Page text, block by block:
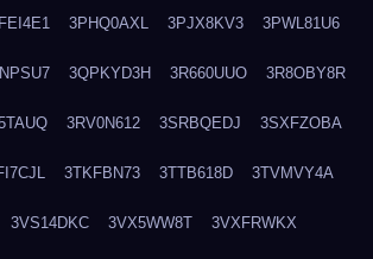
3PHQ0AXL 3PJX8KV3 3PWL81U6
3QPKYD3H 3R660UUO 3R8OBY8R
3RV0N612 3SRBQEDJ 3SXFZOBA
3TKFBN73 3TTB618D 3TVMVY4A
3VS14DKC 3VX5WW8T 3VXFRWKX